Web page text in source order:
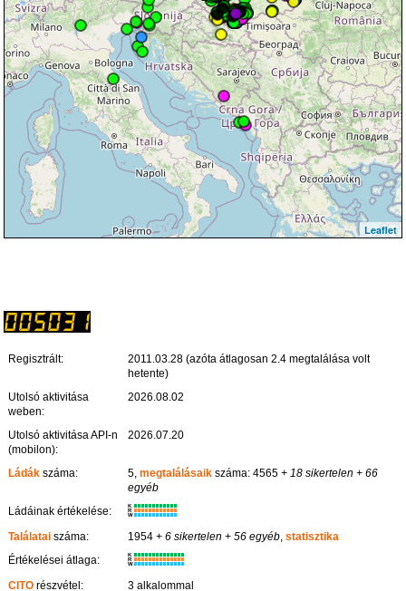
Leaflet
Regisztrált:
2011.03.28 (azóta átlagosan 2.4 megtalálása volt
hetente)
Utolsó aktivitása
weben:
2026.08.02
Utolsó aktivitása API-n
(mobilon):
2026.07.20
Ládák száma: 5,megtalálásaik száma: 4565 + 18 sikertelen + 66
egyéb
Ládáinak értékelése:
K
R
W
Találatai száma: 1954 + 6 sikertelen + 56 egyéb,statisztika
Értékelései átlaga:
K
R
W
CITO részvétel:
3 alkalommal